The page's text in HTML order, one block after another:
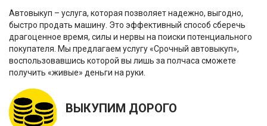
Автовыкуп – услуга, которая позволяет надежно, выгодно,
быстро продать машину. Это эффективный способ сберечь
драгоценное время, силы и нервы на поиски потенциального
покупателя. Мы предлагаем услугу «Срочный автовыкуп»,
воспользовавшись которой вы лишь за полчаса сможете
получить «живые» деньги на руки.
ВЫКУПИМ ДОРОГО